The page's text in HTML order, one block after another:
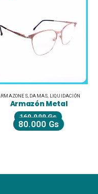
ARMAZONES ,DAMAS,LIQUIDACIÓN
Armazón Negro
160.000Gs
80.000Gs